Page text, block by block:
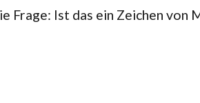
Frage: Ist das ein Zeichen